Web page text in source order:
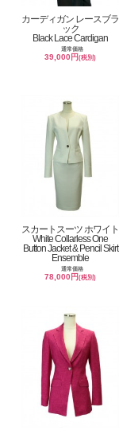
カーディガン レースブラ
ック
Black Lace Cardigan
通常価格
39,000円(税別)
スカートスーツ ホワイト
White Collarless One
Button Jacket & Pencil Skirt
Ensemble
通常価格
78,000円(税別)